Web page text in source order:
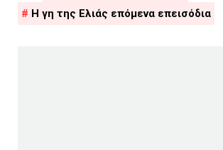
Η γη της Ελιάς επόμενα επεισόδια